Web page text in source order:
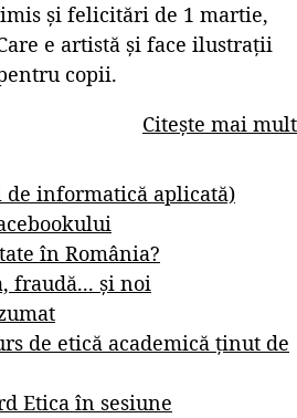
și felicitări de 1 martie,
e artistă și face ilustrații
copii.
Citește mai mult
informatică aplicată)
în România?
fraudă... și noi
de etică academică ținut de
Etica în sesiune